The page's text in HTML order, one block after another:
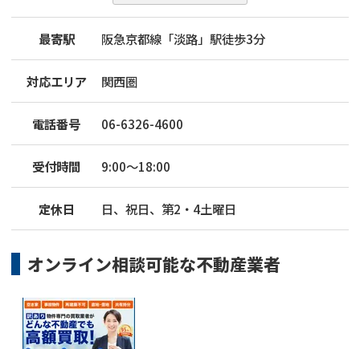
最寄駅 阪急京都線「淡路」駅徒歩3分
対応エリア 関西圏
電話番号 06-6326-4600
受付時間 9:00～18:00
定休日 日、祝日、第2・4土曜日
オンライン相談可能な不動産業者